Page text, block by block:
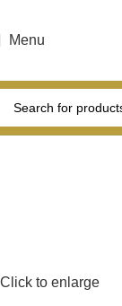
Menu
Click to enlarge